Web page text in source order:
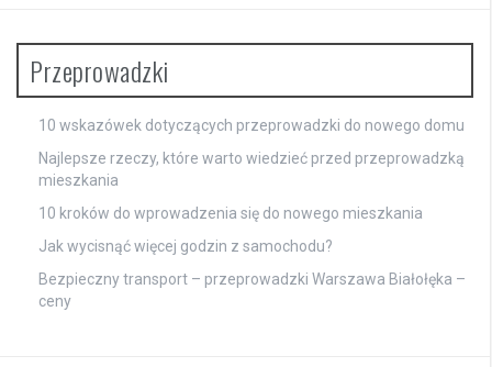
Przeprowadzki
10 wskazówek dotyczących przeprowadzki do nowego domu
Najlepsze rzeczy, które warto wiedzieć przed przeprowadzką
mieszkania
10 kroków do wprowadzenia się do nowego mieszkania
Jak wycisnąć więcej godzin z samochodu?
Bezpieczny transport – przeprowadzki Warszawa Białołęka –
ceny